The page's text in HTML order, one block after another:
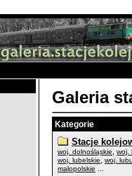
Galeria
Kategorie
Stacje
woj. dolnośląskie
woj.
woj. lubelskie
woj.
małopolskie